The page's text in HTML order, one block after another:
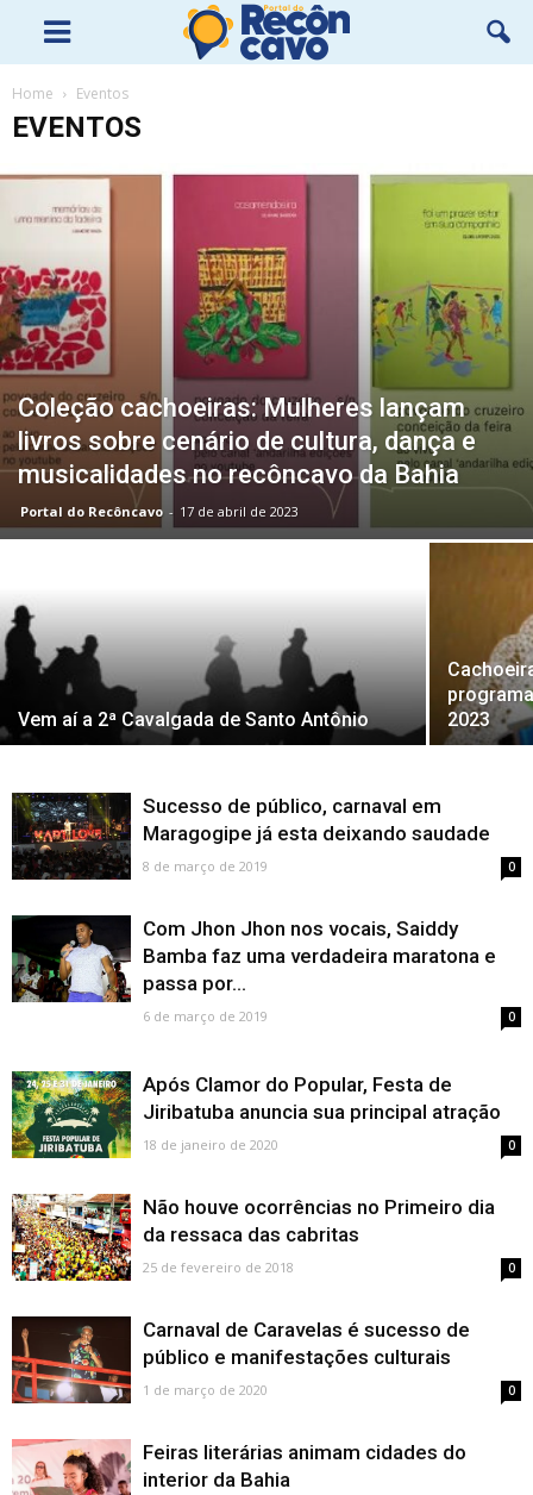
Home Eventos
EVENTOS
Coleção cachoeiras: Mulheres lançam
livros sobre cenário de cultura, dança e
musicalidades no recôncavo da Bahia
Portal do Recôncavo - 17 de abril de 2023
Vem aí a 2ª Cavalgada de Santo Antônio
2023
Sucesso de público, carnaval em
Maragogipe já esta deixando saudade
8 de março de 2019 0
Com Jhon Jhon nos vocais, Saiddy
Bamba faz uma verdadeira maratona e
passa por...
6 de março de 2019 0
Após Clamor do Popular, Festa de
Jiribatuba anuncia sua principal atração
18 de janeiro de 2020 0
Não houve ocorrências no Primeiro dia
da ressaca das cabritas
25 de fevereiro de 2018 0
Carnaval de Caravelas é sucesso de
público e manifestações culturais
1 de março de 2020 0
Feiras literárias animam cidades do
interior da Bahia